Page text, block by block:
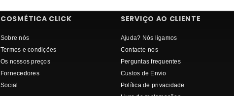
COSMÉTICA CLICK
Sobre nós
Termos e condições
Os nossos preços
Fornecedores
Social
SERVIÇO AO CLIENTE
Ajuda? Nós ligamos
Contacte-nos
Perguntas frequentes
Custos de Envio
Política de privacidade